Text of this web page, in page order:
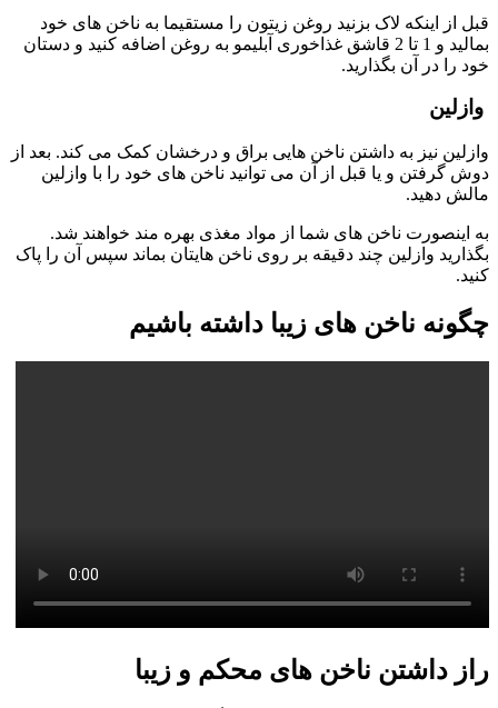
قبل از اینکه لاک بزنید روغن زیتون را مستقیما به ناخن های خود
بمالید و 1 تا 2 قاشق غذاخوری آبلیمو به روغن اضافه کنید و دستان
خود را در آن بگذارید.
وازلین
وازلین نیز به داشتن ناخن هایی براق و درخشان کمک می کند. بعد از
دوش گرفتن و یا قبل از آن می توانید ناخن های خود را با وازلین
مالش دهید.
به اینصورت ناخن های شما از مواد مغذی بهره مند خواهند شد.
بگذارید وازلین چند دقیقه بر روی ناخن هایتان بماند سپس آن را پاک
کنید.
چگونه ناخن های زیبا داشته باشیم
راز داشتن ناخن های محکم و زیبا